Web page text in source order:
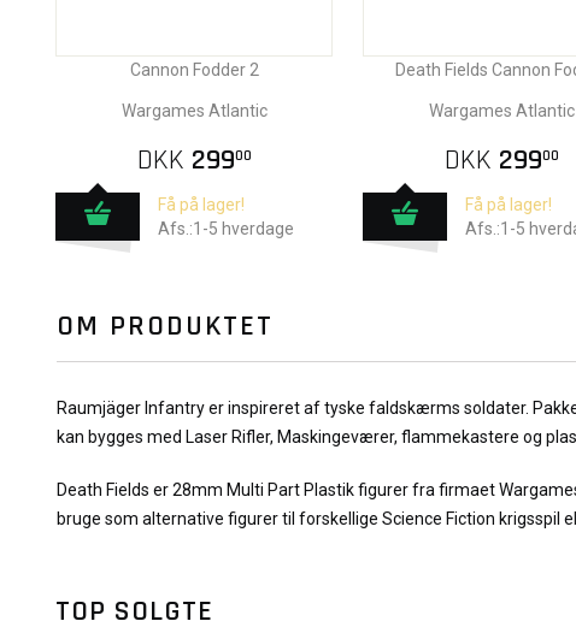
Cannon Fodder 2
Wargames Atlantic
DKK 29900
Få på lager!
Afs.:1-5 hverdage
Death Fields Cannon
Wargames Atlantic
DKK 29900
Få på lager!
Afs.:1-5
OM PRODUKTET
Raumjäger Infantry er inspireret af tyske faldskærms soldater.
kan bygges med Laser Rifler, Maskingeværer, flammekastere og
Death Fields er 28mm Multi Part Plastik figurer fra firmaet
bruge som alternative figurer til forskellige Science Fiction krigsspil
TOP SOLGTE